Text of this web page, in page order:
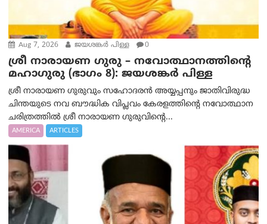
Aug 7, 2026 ജയശങ്കര്‍ പിള്ള 0
ശ്രീ നാരായണ ഗുരു – നവോത്ഥാനത്തിന്റെ
മഹാഗുരു (ഭാഗം 8): ജയശങ്കര്‍ പിള്ള
ശ്രീ നാരായണ ഗുരുവും സഹോദരൻ അയ്യപ്പനും ജാതിവിരുദ്ധ
ചിന്തയുടെ നവ ബൗദ്ധിക വിപ്ലവം കേരളത്തിന്റെ നവോത്ഥാന
ചരിത്രത്തിൽ ശ്രീ നാരായണ ഗുരുവിന്റെ...
AMERICA ARTICLES